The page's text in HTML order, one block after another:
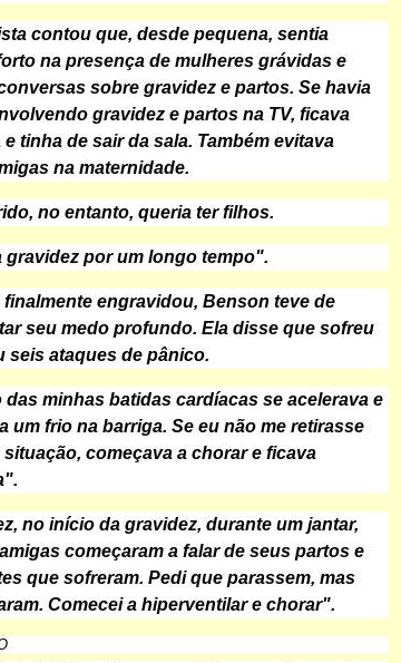
contou que, desde pequena, sentia
na presença de mulheres grávidas e
sobre gravidez e partos. Se havia
gravidez e partos na TV, ficava
tinha de sair da sala. Também evitava
na maternidade.
no entanto, queria ter filhos.
gravidez por um longo tempo".
finalmente engravidou, Benson teve de
seu medo profundo. Ela disse que sofreu
seis ataques de pânico.
das minhas batidas cardíacas se acelerava e
um frio na barriga. Se eu não me retirasse
situação, começava a chorar e ficava
no início da gravidez, durante um jantar,
começaram a falar de seus partos e
que sofreram. Pedi que parassem, mas
Comecei a hiperventilar e chorar".